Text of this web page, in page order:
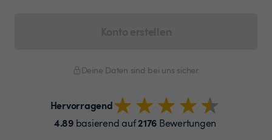
Deine Daten sind bei uns sicher.
Hervorragend
4.89basierend auf2176 Bewertungen